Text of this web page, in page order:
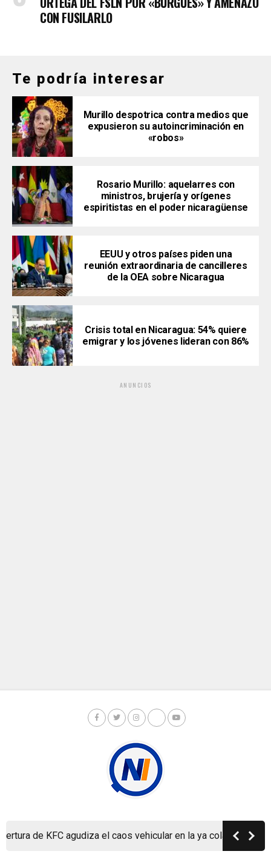
de KFC agudiza el caos vehicular en la ya colapsada
CON FUSILARLO
Te podría interesar
Murillo despotrica contra medios que
expusieron su autoincriminación en
«robos»
Rosario Murillo: aquelarres con
ministros, brujería y orígenes
espiritistas en el poder nicaragüense
EEUU y otros países piden una
reunión extraordinaria de cancilleres
de la OEA sobre Nicaragua
Crisis total en Nicaragua: 54% quiere
emigrar y los jóvenes lideran con 86%
ANUNCIOS
Copyright © Nicaragua Investiga 2024